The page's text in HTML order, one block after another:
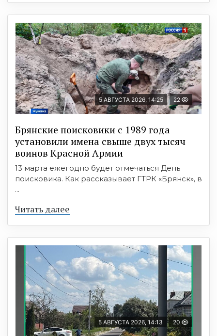
5 АВГУСТА 2026, 14:25 22
Брянские поисковики с 1989 года
установили имена свыше двух тысяч
воинов Красной Армии
13 марта ежегодно будет отмечаться День
поисковика. Как рассказывает ГТРК «Брянск», в
...
Читать далее
5 АВГУСТА 2026, 14:13 20